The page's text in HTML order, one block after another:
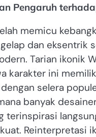
Pengaruh
memicu
dan eksentrik
Tarian ikonik
karakter ini
selera
banyak
terinspirasi
Reinterpretasi